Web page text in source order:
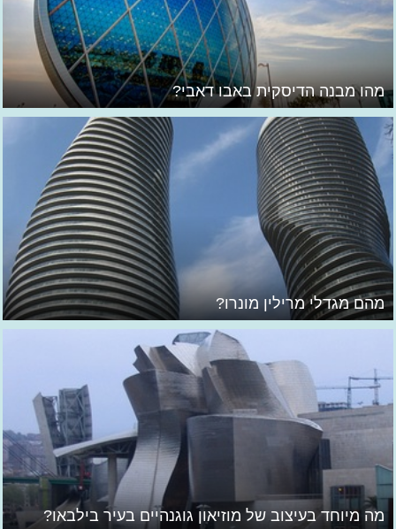
מהו מבנה הדיסקית באבו דאבי?
מהם מגדלי מרילין מונרו?
מה מיוחד בעיצוב של מוזיאון גוגנהיים בעיר בילבאו?